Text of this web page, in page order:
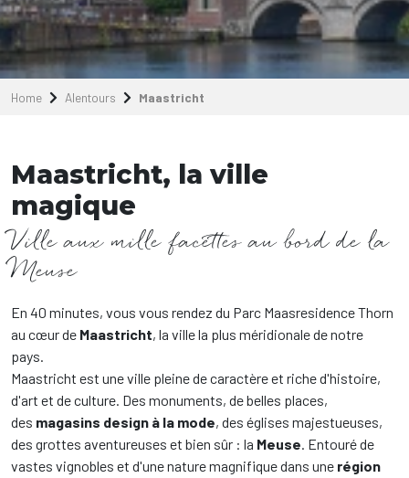
Home Alentours Maastricht
Maastricht, la ville
magique
Ville aux mille facettes au bord de la
Meuse
En 40 minutes, vous vous rendez du Parc Maasresidence Thorn
au cœur de Maastricht, la ville la plus méridionale de notre
pays.
Maastricht est une ville pleine de caractère et riche d'histoire,
d'art et de culture. Des monuments, de belles places,
des magasins design à la mode, des églises majestueuses,
des grottes aventureuses et bien sûr : la Meuse. Entouré de
vastes vignobles et d'une nature magnifique dans une région